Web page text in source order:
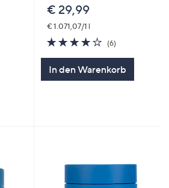
€ 29,99
€ 1.071,07/1 l
4.0
von
(6)6
In den Warenkorb